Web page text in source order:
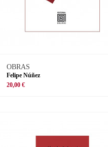
OBRAS
Felipe Núñez
20,00 €